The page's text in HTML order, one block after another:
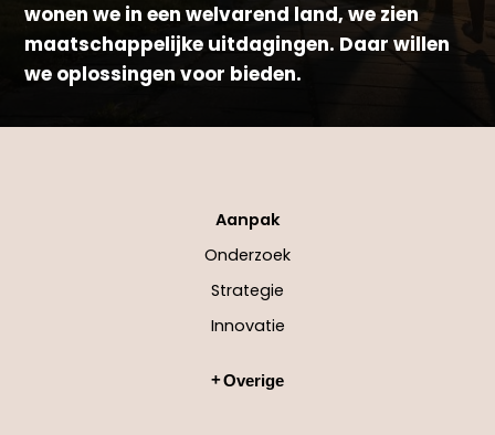
wonen we in een welvarend land, we zien
maatschappelijke uitdagingen. Daar willen
we oplossingen voor bieden.
Aanpak
Onderzoek
Strategie
Innovatie
Overige